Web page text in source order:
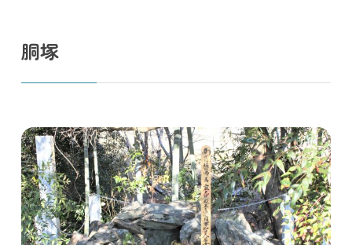
胴塚